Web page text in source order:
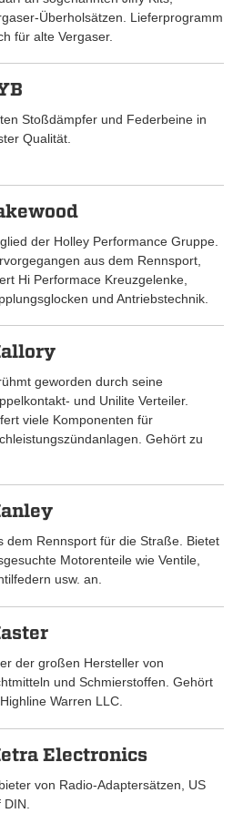
Überholsätzen. Lieferprogramm
für alte Vergaser.
Stoßdämpfer und Federbeine in
Qualität.
der Holley Performance Gruppe.
aus dem Rennsport,
Hi Performace Kreuzgelenke,
und Antriebstechnik.
geworden durch seine
und Unilite Verteiler.
viele Komponenten für
Gehört zu
dem Rennsport für die Straße. Bietet
Motorenteile wie Ventile,
usw. an.
der großen Hersteller von
und Schmierstoffen. Gehört
Warren LLC.
Electronics
von Radio-Adaptersätzen, US